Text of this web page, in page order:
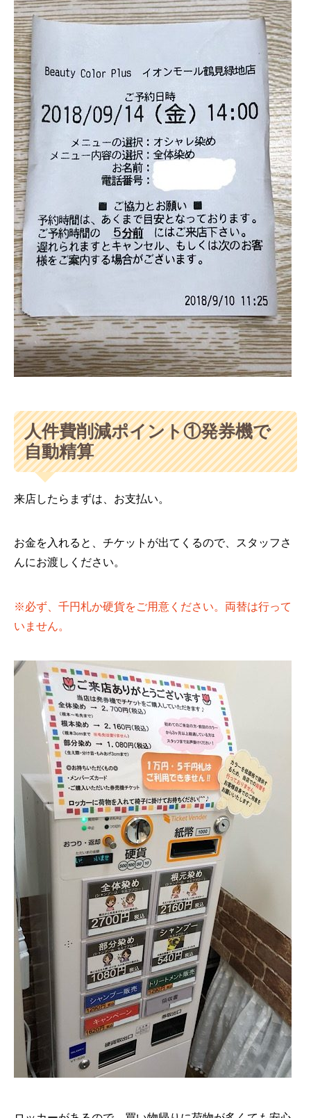
人件費削減ポイント①発券機で
自動精算
来店したらまずは、お支払い。
お金を入れると、チケットが出てくるので、スタッフさ
んにお渡しください。
※必ず、千円札か硬貨をご用意ください。両替は行って
いません。